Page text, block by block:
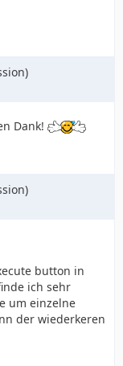
Dank!
button in
ich sehr
um einzelne
der wiederkeren